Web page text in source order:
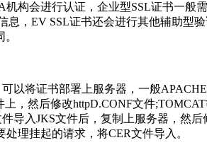
机构会进行认证，企业型SSL证书一般
息，EV SSL证书还会进行其他辅助型
以将证书部署上服务器，一般
，然后修改httpD.CONF文件
导入JKS文件后，复制上服务器，然后
处理挂起的请求，将CER文件导入。